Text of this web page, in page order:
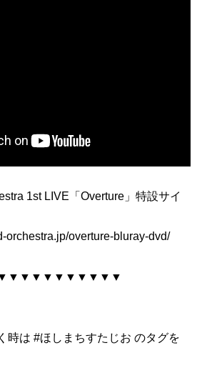
1st LIVE「Overture」特設サイ
orchestra.jp/overture-bluray-dvd/
時は #ほしまちすたじお のタグを